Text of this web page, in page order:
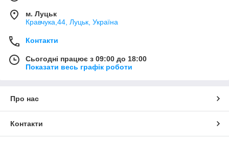
м. Луцьк
Кравчука,44, Луцьк, Україна
Контакти
Сьогодні працює з 09:00 до 18:00
Показати весь графік роботи
Про нас
Контакти